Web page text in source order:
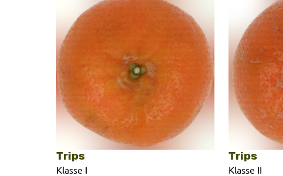
Trips
Klasse I
Trips
Klasse II